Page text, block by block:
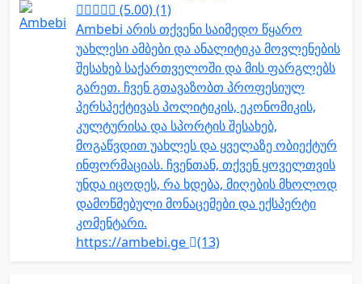
(5.00) (1)
Ambebi არის თქვენი საიმედო წყარო
უახლესი ამბები და ანალიტიკა მოვლენების
შესახებ საქართველოში და მის ფარგლებს
გარეთ. ჩვენ გთავაზობთ პროფესიულ
პერსპექტივას პოლიტიკის, ეკონომიკის,
კულტურისა და სპორტის შესახებ,
მოგაწვდით უახლეს და ყველაზე ობიექტურ
ინფორმაციას. ჩვენთან, თქვენ ყოველთვის
უნდა იცოდეს, რა ხდება, მიღების მხოლოდ
დამოწმებული მონაცემები და ექსპერტი
კომენტარი.
https://ambebi.ge
(13)